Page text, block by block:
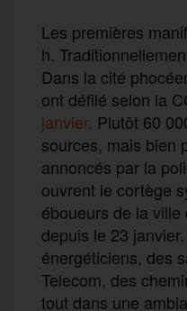
Les premières
h.
Dans la cité
ont défilé selon la
janvier. Plutôt 60
sources, mais bien
annoncés par la
ouvrent le cortège
éboueurs de la
depuis le 23
énergéticiens, des
Telecom, des
tout dans une